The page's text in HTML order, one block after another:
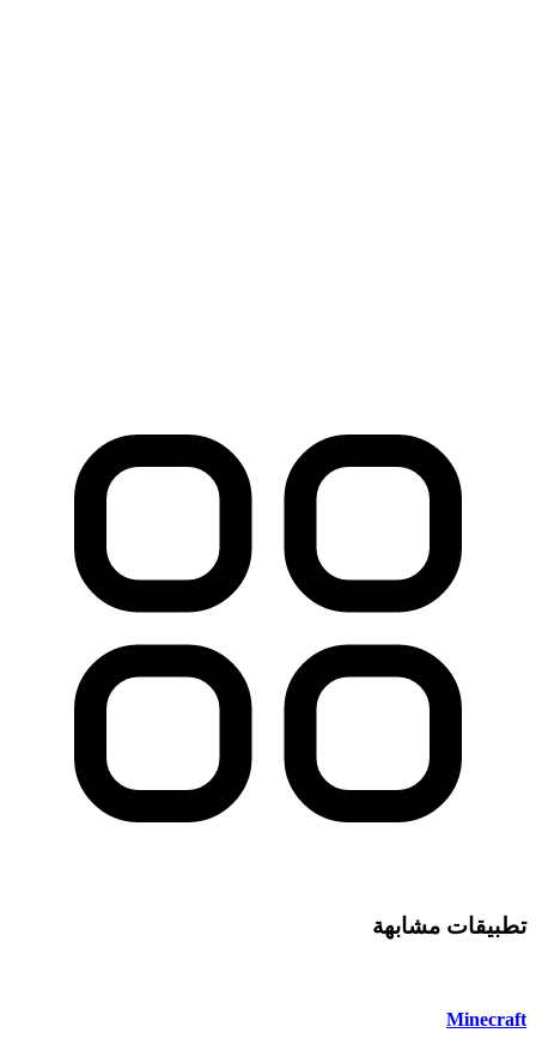
تطبيقات مشابهة
Minecraft